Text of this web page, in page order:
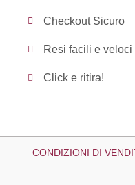
Checkout Sicuro
Resi facili e veloci
Click e ritira!
CONDIZIONI DI